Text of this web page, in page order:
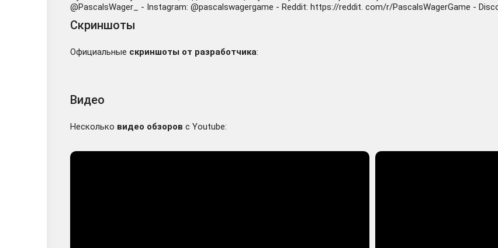
@PascalsWager_ - Instagram: @pascalswagergame - Reddit: https://reddit. com/r/PascalsWagerGame -
Скриншоты
Официальные скриншоты от разработчика:
Видео
Несколько видео обзоров с Youtube: